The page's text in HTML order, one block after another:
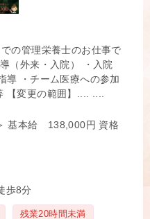
の管理栄養士のお仕事で
（外来・入院） ・入院
導 ・チーム医療への参加
【変更の範囲】.... ....
基本給 138,000円 資格
歩8分
残業20時間未満